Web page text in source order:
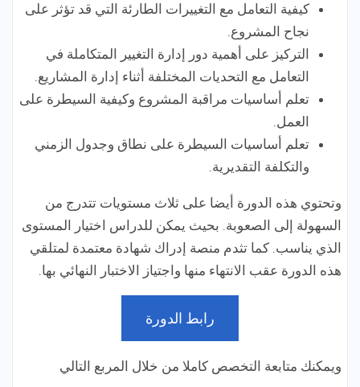
كيفية التعامل مع التغييرات الطارئة التي قد تؤثر على
نجاح المشروع.
التركيز على أهمية دور إدارة التغيير المتكاملة في
التعامل مع التحديات المختلفة أثناء إدارة المشاريع.
تعلم أساسيات مراقبة المشروع وكيفية السيطرة على
العمل.
تعلم أساسيات السيطرة على نطاق وجدول الزمني
والتكلفة التقديرية.
وتحتوي هذه الدورة أيضا على ثلاث مستويات تتدرج من
السهولة إلى الصعوبة. بحيث يمكن للدراس اختيار المستوى
الذي يناسب. كما تثدم منصة إدراك شهادة معتمدة لمتلقي
هذه الدورة عقب الانتهاء منها واجتياز الاختبار النهائي بها.
رابط الدورة
ويمكنك متابعة التخصص كاملا من خلال المربع التالي